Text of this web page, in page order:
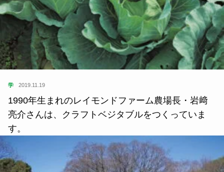
学 2019.11.19
1990年生まれのレイモンドファーム農場長・岩﨑
亮介さんは、クラフトベジタブルをつくっていま
す。